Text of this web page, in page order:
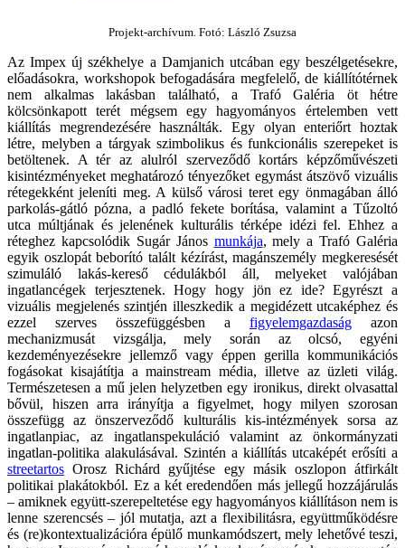
Projekt-archívum. Fotó: László Zsuzsa
Az Impex új székhelye a Damjanich utcában egy beszélgetésekre,
előadásokra, workshopok befogadására megfelelő, de kiállítótérnek
nem alkalmas lakásban található, a Trafó Galéria öt hétre
kölcsönkapott terét mégsem egy hagyományos értelemben vett
kiállítás megrendezésére használták. Egy olyan enteriőrt hoztak
létre, melyben a tárgyak szimbolikus és funkcionális szerepeket is
betöltenek. A tér az alulról szerveződő kortárs képzőművészeti
kisintézményeket meghatározó tényezőket egymást átszövő vizuális
rétegekként jeleníti meg. A külső városi teret egy önmagában álló
parkolás-gátló pózna, a padló fekete borítása, valamint a Tűzoltó
utca múltjának és jelenének kulturális térképe idézi fel. Ehhez a
réteghez kapcsolódik Sugár János munkája, mely a Trafó Galéria
egyik oszlopát beborító talált kézírást, magánszemély megkeresését
szimuláló lakás-kereső cédulákból áll, melyeket valójában
ingatlancégek terjesztenek. Hogy hogy jön ez ide? Egyrészt a
vizuális megjelenés szintjén illeszkedik a megidézett utcaképhez és
ezzel szerves összefüggésben a figyelemgazdaság azon
mechanizmusát vizsgálja, mely során az olcsó, egyéni
kezdeményezésekre jellemző vagy éppen gerilla kommunikációs
fogásokat kisajátítja a mainstream média, illetve az üzleti világ.
Természetesen a mű jelen helyzetben egy ironikus, direkt olvasattal
bővül, hiszen arra irányítja a figyelmet, hogy milyen szorosan
összefügg az önszerveződő kulturális kis-intézmények sorsa az
ingatlanpiac, az ingatlanspekuláció valamint az önkormányzati
ingatlan-politika alakulásával. Szintén a kiállítás utcaképét erősíti a
streetartos Orosz Richárd gyűjtése egy másik oszlopon átfirkált
politikai plakátokból. Ez a két eredendően más jellegű hozzájárulás
– amiknek együtt-szerepeltetése egy hagyományos kiállításon nem is
lenne szerencsés – jól mutatja, azt a flexibilitásra, együttműködésre
és (re)kontextualizációra épülő munkamódszert, mely lehetővé teszi,